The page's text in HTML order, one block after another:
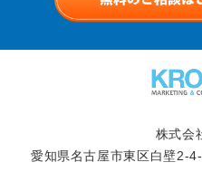
株式会
愛知県名古屋市東区白壁2-